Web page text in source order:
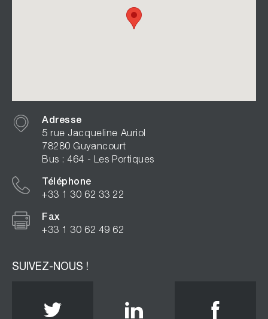
Adresse
5 rue Jacqueline Auriol
78280 Guyancourt
Bus : 464 - Les Portiques
Téléphone
+33 1 30 62 33 22
Fax
+33 1 30 62 49 62
SUIVEZ-NOUS !
Twitter Linkedin